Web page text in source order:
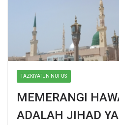
TAZKIYATUN NUFUS
MEMERANGI
ADALAH JIHAD